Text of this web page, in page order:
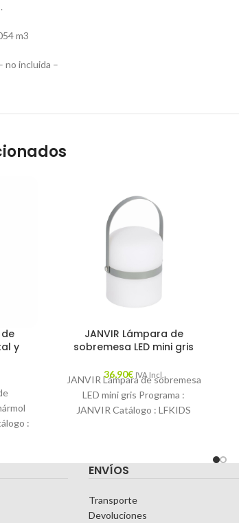
m3
no incluida –
de
y
:
JANVIR Lámpara de
sobremesa LED mini gris
36,90€ IVA Incl.
JANVIR Lámpara de sobremesa
LED mini gris Programa :
JANVIR Catálogo : LFKIDS
ENVÍOS
Transporte
Devoluciones